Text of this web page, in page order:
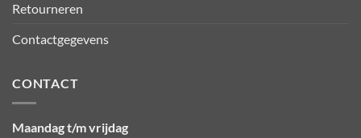
Retourneren
Contactgegevens
CONTACT
Maandag t/m vrijdag